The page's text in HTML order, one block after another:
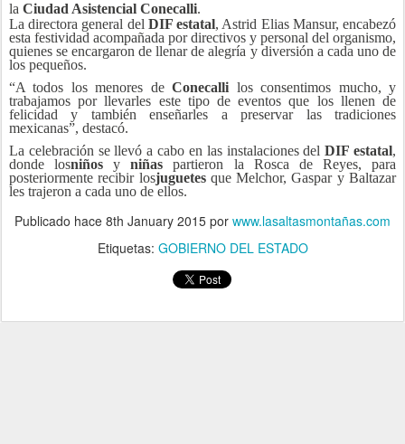
la Ciudad Asistencial Conecalli.
La directora general del DIF estatal, Astrid Elias Mansur, encabezó
esta festividad acompañada por directivos y personal del organismo,
quienes se encargaron de llenar de alegría y diversión a cada uno de
los pequeños.
“A todos los menores deConecalli los consentimos mucho, y
trabajamos por llevarles este tipo de eventos que los llenen de
felicidad y también enseñarles a preservar las tradiciones
mexicanas”, destacó.
La celebración se llevó a cabo en las instalaciones delDIF estatal,
donde losniños yniñas partieron la Rosca de Reyes, para
posteriormente recibir losjuguetesque Melchor, Gaspar y Baltazar
les trajeron a cada uno de ellos.
Publicado hace 8th January 2015 por www.lasaltasmontañas.com
Etiquetas: GOBIERNO DEL ESTADO